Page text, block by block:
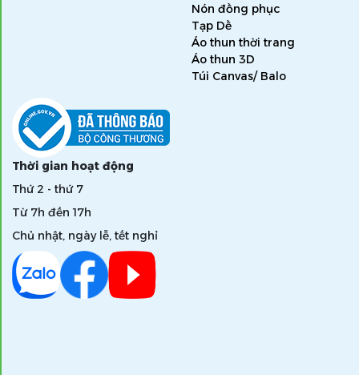
Nón đồng phục
Tạp Dề
Áo thun thời trang
Áo thun 3D
Túi Canvas/ Balo
Thời gian hoạt động
Thứ 2 - thứ 7
Từ 7h đến 17h
Chủ nhật, ngày lễ, tết nghỉ